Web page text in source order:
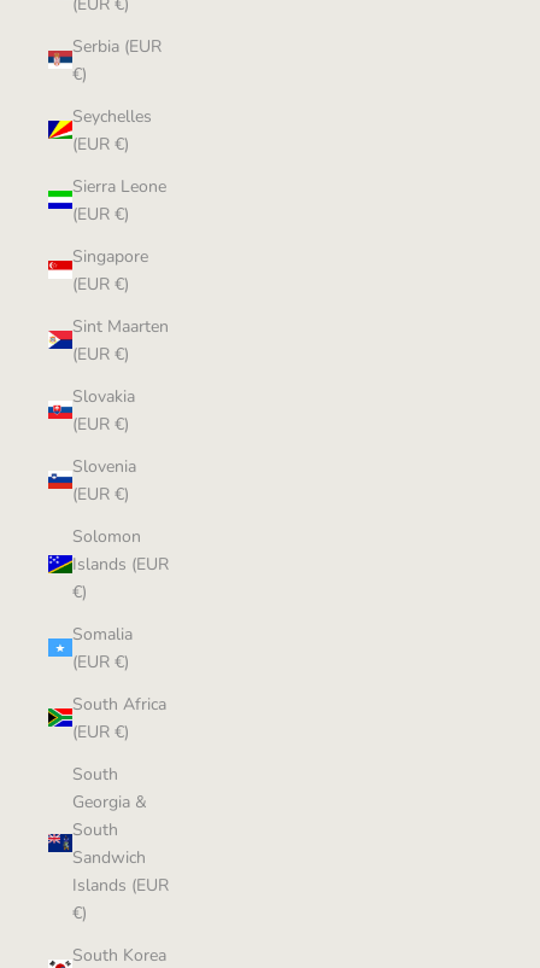
Serbia (EUR
€)
Seychelles
(EUR €)
Sierra Leone
(EUR €)
Singapore
(EUR €)
Sint Maarten
(EUR €)
Slovakia
(EUR €)
Slovenia
(EUR €)
Solomon
Islands (EUR
€)
Somalia
(EUR €)
South Africa
(EUR €)
South
Georgia &
South
Sandwich
Islands (EUR
€)
South Korea